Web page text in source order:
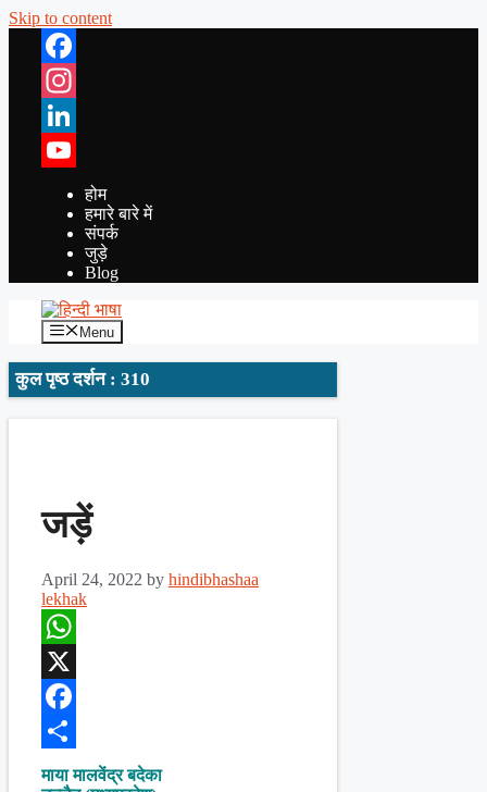
Skip to content
Facebook
Instagram
LinkedIn
YouTube
होम
हमारे बारे में
संपर्क
जुड़े
Blog
Menu
कुल पृष्ठ दर्शन : 310
जड़ें
April 24, 2022 by hindibhashaa
lekhak
WhatsApp
X
Facebook
Share
माया मालवेंद्र बदेका